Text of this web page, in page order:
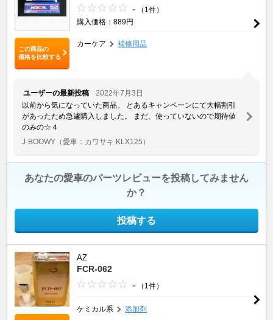
この商品の
価格を比較する
-
（1件）
購入価格：889円
カーケア 補修用品
ユーザーの最新投稿
2022年7月3日
以前から気になっていた商品。 とあるキャンペーンにて大幅割引
があったため急遽購入しました。 まだ、使っていないので期待値
のみの☆４
J-BOOWY （愛車：カワサキ KLX125）
あなたの愛車のパーツレビューを投稿してみません
か？
投稿する
AZ
FCR-062
- （1件）
ケミカル系 添加剤